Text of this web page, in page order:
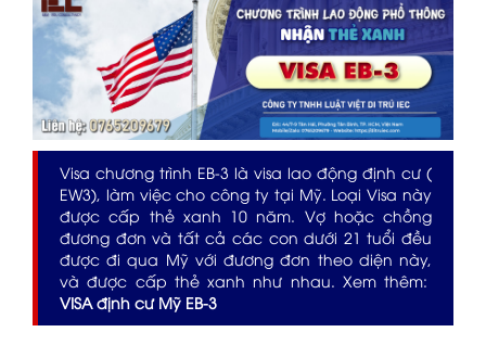
Visa chương trình EB-3 là visa lao động định cư (
EW3), làm việc cho công ty tại Mỹ. Loại Visa này
được cấp thẻ xanh 10 năm. Vợ hoặc chồng
đương đơn và tất cả các con dưới 21 tuổi đều
được đi qua Mỹ với đương đơn theo diện này,
và được cấp thẻ xanh như nhau. Xem thêm:
VISA định cư Mỹ EB-3